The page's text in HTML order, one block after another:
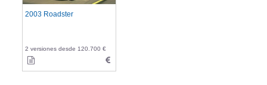
2003 Roadster
2 versiones desde 120.700 €